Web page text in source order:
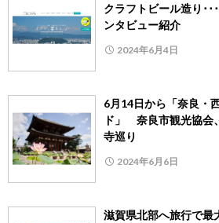
クラフトビール造り･
ンタビュー紹介
2024年6月4日
6月14日から「奈良・
ド」 奈良市観光協会
寺巡り
2024年6月6日
滋賀県北部へ旅行で